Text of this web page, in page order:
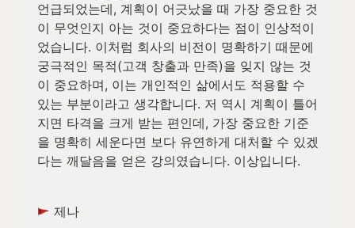
언급되었는데, 계획이 어긋났을 때 가장 중요한 것
이 무엇인지 아는 것이 중요하다는 점이 인상적이
었습니다. 이처럼 회사의 비전이 명확하기 때문에
궁극적인 목적(고객 창출과 만족)을 잊지 않는 것
이 중요하며, 이는 개인적인 삶에서도 적용할 수
있는 부분이라고 생각합니다. 저 역시 계획이 틀어
지면 타격을 크게 받는 편인데, 가장 중요한 기준
을 명확히 세운다면 보다 유연하게 대처할 수 있겠
다는 깨달음을 얻은 강의였습니다. 이상입니다.
제나